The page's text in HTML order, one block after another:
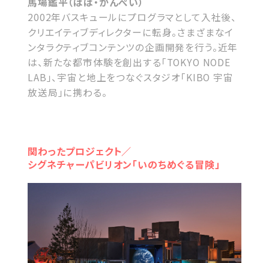
2002年バスキュールにプログラマとして入社後、
クリエイティブディレクターに転身。さまざまなイ
ンタラクティブコンテンツの企画開発を行う。近年
は、新たな都市体験を創出する「TOKYO NODE
LAB」、宇宙と地上をつなぐスタジオ「KIBO 宇宙
放送局」に携わる。
関わったプロジェクト／
シグネチャーパビリオン「いのちめぐる冒険」